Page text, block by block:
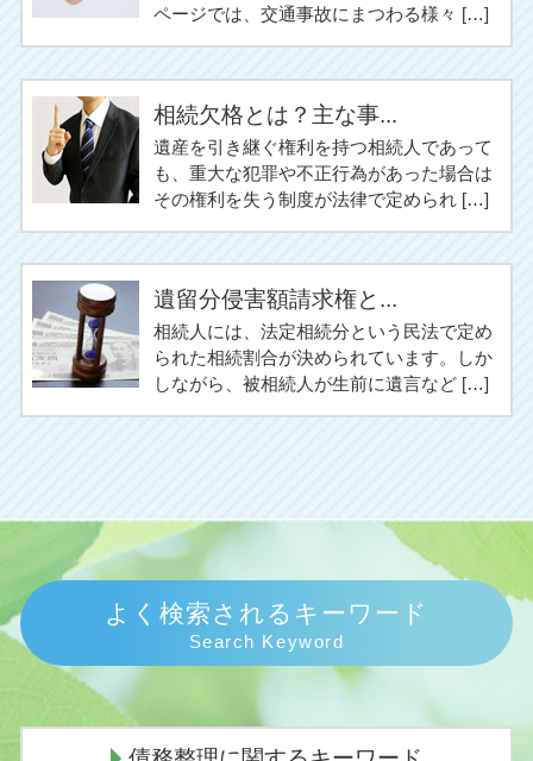
ページでは、交通事故にまつわる様々 […]
相続欠格とは？主な事...
遺産を引き継ぐ権利を持つ相続人であって
も、重大な犯罪や不正行為があった場合は
その権利を失う制度が法律で定められ […]
遺留分侵害額請求権と...
相続人には、法定相続分という民法で定め
られた相続割合が決められています。しか
しながら、被相続人が生前に遺言など […]
よく検索されるキーワード
Search Keyword